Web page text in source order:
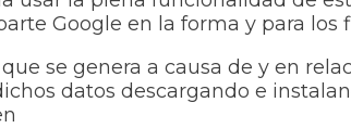
Google en la forma y para los
se genera a causa de y en
datos descargando e